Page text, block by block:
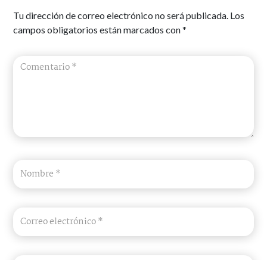
Tu dirección de correo electrónico no será publicada. Los
campos obligatorios están marcados con*